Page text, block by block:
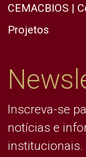
CEMACBIOS |
Projetos
Inscreva-se
notícias e
institucionais.